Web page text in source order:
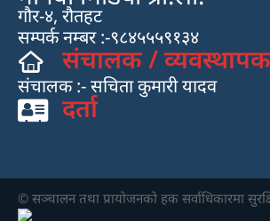
गौर-४, रौतहट
सम्पर्क नम्बर :-९८४५५५९१३४
संचालक / व्यवस्थापक
संचालक :- सचिता कुमारी यादव
दर्ता
© सञ्चालन तथा प्रायाेजनकाे हक सर्वाधिकारमा